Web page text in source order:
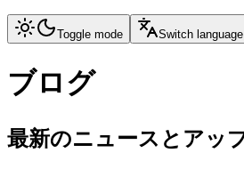
Toggle mode Switch language
ブログ
最新のニュースとアッ